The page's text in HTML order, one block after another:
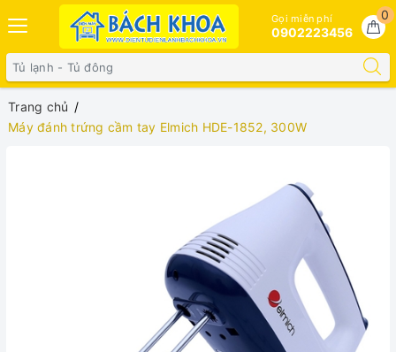
0
Gọi miễn phí
0902223456
Trang chủ
Máy đánh trứng cầm tay Elmich HDE-1852, 300W